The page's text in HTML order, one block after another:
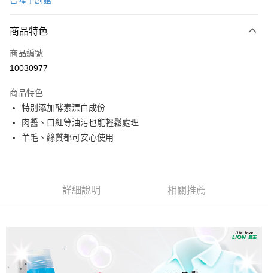
Apple Pay
街口支付
Google Pay
全盈+PAY
大哥付你分期
2.付款方式選擇「大哥付你分期」，訂單成立後會自動跳轉到大哥付的交易
4.訂單成立30分鐘內，如未前往確認交易或遇審核未通過，訂單將自動取
消。如遇「轉專審核」未通過狀況，表示未達大哥付你分期系統評分，恕無
法說明評估內容。
【繳款方式說明】
２．便利：只要手機號碼，簡訊認證，即可結帳。
３．安心：先確認商品／服務後，再付款。
付款後全家取貨
商品特色
商品編號
10030977
商品特色
特別添加酵素漂白成份
肉醬、口紅等油污也能輕鬆處理
羊毛、絲質都可安心使用
詳細說明 相關推薦